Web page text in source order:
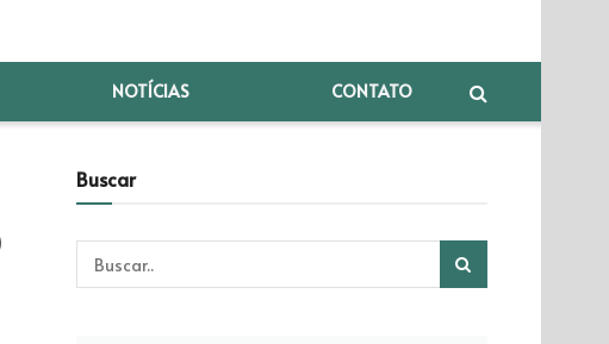
NOTÍCIAS CONTATO
Buscar